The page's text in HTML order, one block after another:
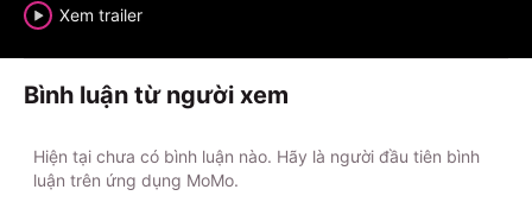
Xem trailer
Bình luận từ người xem
Hiện tại chưa có bình luận nào. Hãy là người đầu tiên bình
luận trên ứng dụng MoMo.